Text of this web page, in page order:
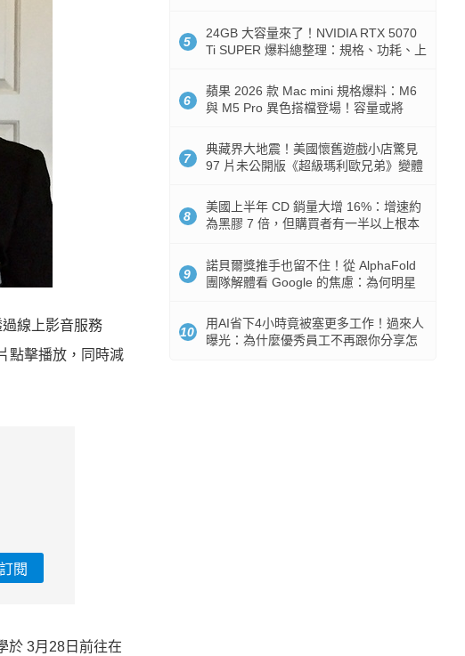
線上影音服務
點擊播放，同時減
閱
於 3月28日前往在
5
24GB 大容量來了！NVIDIA RTX 5070
Ti SUPER 爆料總整理：規格、功耗、上
6
蘋果 2026 款 Mac mini 規格爆料：M6
與 M5 Pro 異色搭檔登場！容量或將
7
典藏界大地震！美國懷舊遊戲小店驚見
97 片未公開版《超級瑪利歐兄弟》變體
8
美國上半年 CD 銷量大增 16%：增速約
為黑膠 7 倍，但購買者有一半以上根本
9
諾貝爾獎推手也留不住！從 AlphaFold
團隊解體看 Google 的焦慮：為何明星
10
用AI省下4小時竟被塞更多工作！過來人
曝光：為什麼優秀員工不再跟你分享怎